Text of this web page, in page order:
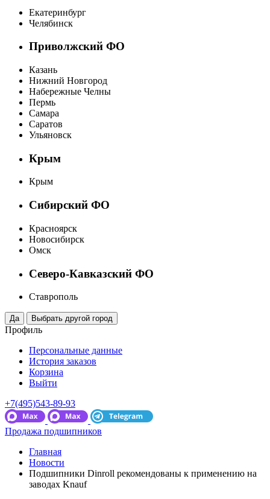
Екатеринбург
Челябинск
Приволжский ФО
Казань
Нижний Новгород
Набережные Челны
Пермь
Самара
Саратов
Ульяновск
Крым
Крым
Сибирский ФО
Красноярск
Новосибирск
Омск
Северо-Кавказский ФО
Ставрополь
Профиль
Персональные данные
История заказов
Корзина
Выйти
+7(495)543-89-93
Продажа подшипников
Главная
Новости
Подшипники Dinroll рекомендованы к применению на
заводах Knauf